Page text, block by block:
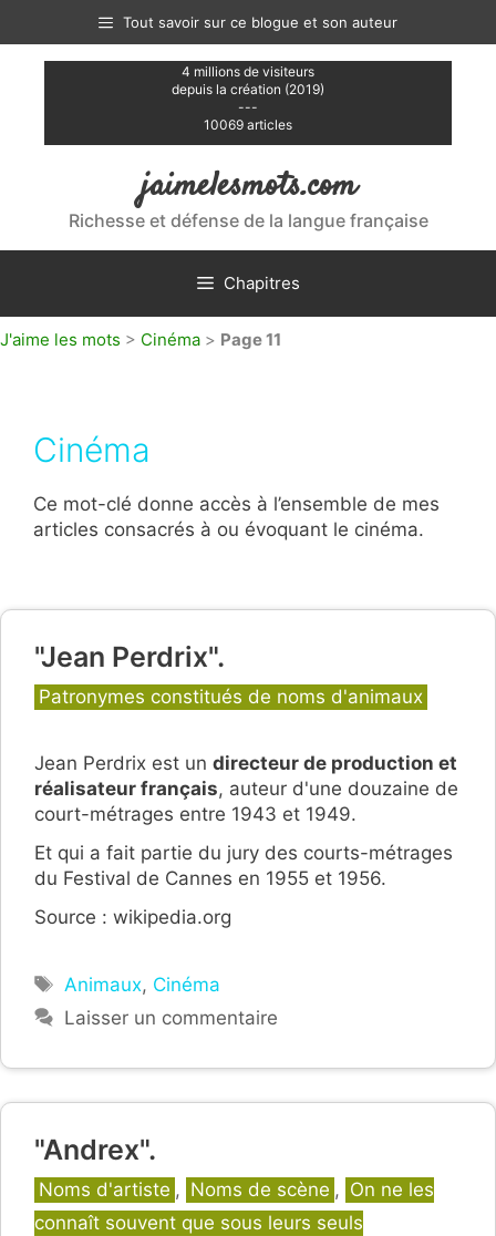
contenu
Tout savoir sur ce blogue et son auteur
4 millions de visiteurs
depuis la création (2019)
---
10069 articles
jaimelesmots.com
Richesse et défense de la langue française
Chapitres
J'aime les mots > Cinéma > Page 11
Cinéma
Ce mot-clé donne accès à l’ensemble de mes
articles consacrés à ou évoquant le cinéma.
"Jean Perdrix".
Catégories
Patronymes constitués de noms d'animaux
Jean Perdrix est un directeur de production et
réalisateur français, auteur d'une douzaine de
court-métrages entre 1943 et 1949.
Et qui a fait partie du jury des courts-métrages
du Festival de Cannes en 1955 et 1956.
Source : wikipedia.org
Étiquettes
Animaux, Cinéma
Laisser un commentaire
"Andrex".
Catégories
Noms d'artiste , Noms de scène , On ne les
connaît souvent que sous leurs seuls